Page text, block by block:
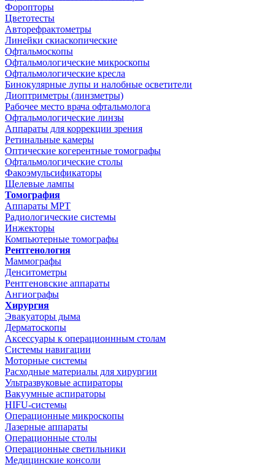
Форопторы
Цветотесты
Авторефрактометры
Линейки скиаскопические
Офтальмоскопы
Офтальмологические микроскопы
Офтальмологические кресла
Бинокулярные лупы и налобные осветители
Диоптриметры (линзметры)
Рабочее место врача офтальмолога
Офтальмологические линзы
Аппараты для коррекции зрения
Ретинальные камеры
Оптические когерентные томографы
Офтальмологические столы
Факоэмульсификаторы
Щелевые лампы
Томография
Аппараты МРТ
Радиологические системы
Инжекторы
Компьютерные томографы
Рентгенология
Маммографы
Денситометры
Рентгеновские аппараты
Ангиографы
Хирургия
Эвакуаторы дыма
Дерматоскопы
Аксессуары к операционнным столам
Системы навигации
Моторные системы
Расходные материалы для хирургии
Ультразвуковые аспираторы
Вакуумные аспираторы
HIFU-системы
Операционные микроскопы
Лазерные аппараты
Операционные столы
Операционные светильники
Медицинские консоли